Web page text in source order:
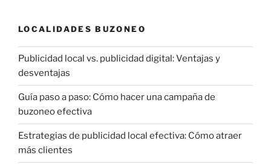
LOCALIDADES BUZONEO
Publicidad local vs. publicidad digital: Ventajas y
desventajas
Guía paso a paso: Cómo hacer una campaña de
buzoneo efectiva
Estrategias de publicidad local efectiva: Cómo atraer
más clientes